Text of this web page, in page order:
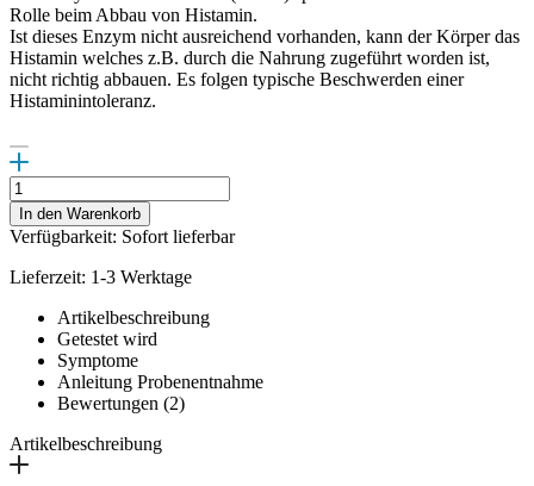
Rolle beim Abbau von Histamin.
Ist dieses Enzym nicht ausreichend vorhanden, kann der Körper das
Histamin welches z.B. durch die Nahrung zugeführt worden ist,
nicht richtig abbauen. Es folgen typische Beschwerden einer
Histaminintoleranz.
Histaminintoleranz
Test
Menge
In den Warenkorb
Verfügbarkeit: Sofort lieferbar
Lieferzeit: 1-3 Werktage
Artikelbeschreibung
Getestet wird
Symptome
Anleitung Probenentnahme
Bewertungen (2)
Artikelbeschreibung